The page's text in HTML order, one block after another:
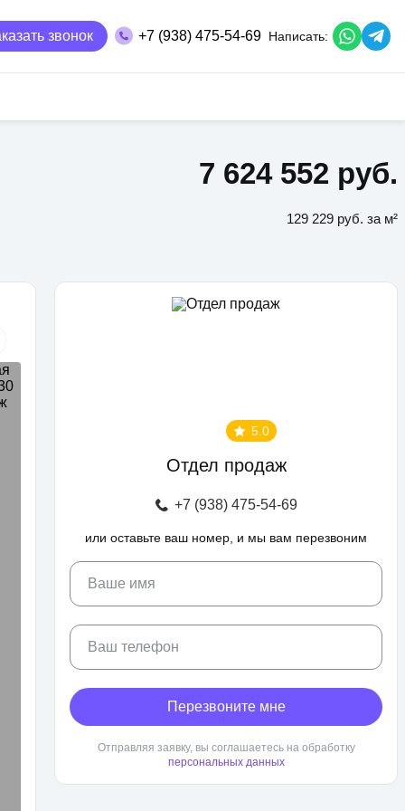
звонок +7 (938) 475-54-69 Написать:
7 624 552 руб.
129 229 руб. за м²
5.0
Отдел продаж
+7 (938) 475-54-69
или оставьте ваш номер, и мы вам перезвоним
Ваше имя
Ваш телефон
Перезвоните мне
Отправляя заявку, вы соглашаетесь на обработку
персональных данных